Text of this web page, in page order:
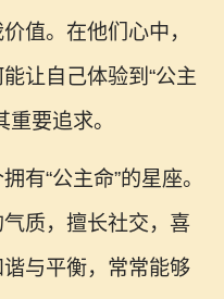
值。在他们心中，
让自己体验到“公主
要追求。
有“公主命”的星座。
质，擅长社交，喜
与平衡，常常能够